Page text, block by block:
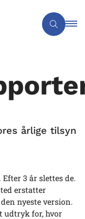
årlige tilsyn
3 år slettes de.
erstatter
nyeste version.
udtryk for, hvor